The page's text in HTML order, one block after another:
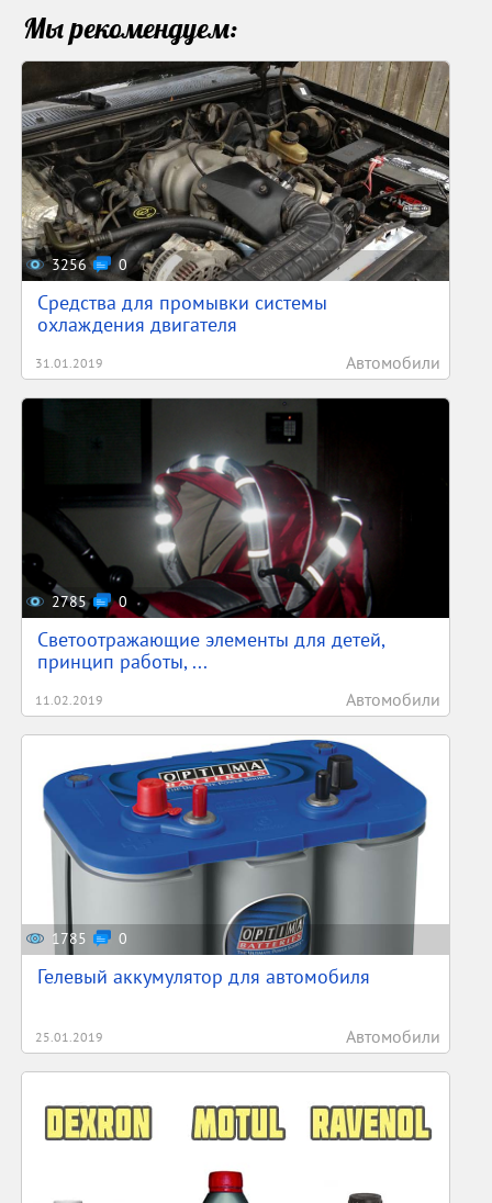
Мы рекомендуем:
3256 0
Средства для промывки системы
охлаждения двигателя
31.01.2019 Автомобили
2785 0
Светоотражающие элементы для детей,
принцип работы, ...
11.02.2019 Автомобили
1785 0
Гелевый аккумулятор для автомобиля
25.01.2019 Автомобили